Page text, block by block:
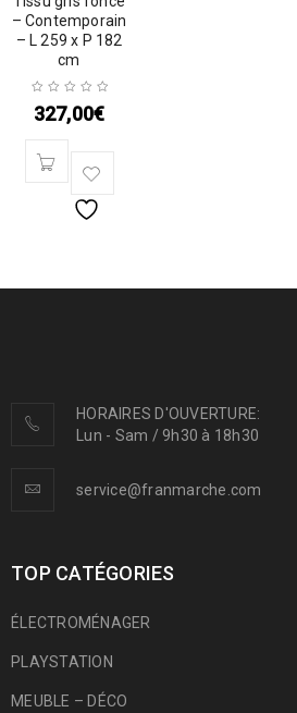
– Contemporain
– L 259 x P 182
cm
327,00€
HORAIRES D'OUVERTURE:
Lun - Sam / 9h30 à 18h30
service@franmarche.com
TOP CATÉGORIES
ÉLECTROMÉNAGER
PLAYSTATION
MEUBLE – DÉCO